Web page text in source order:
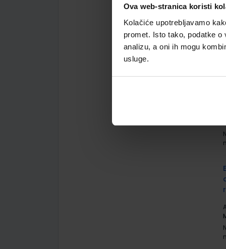
Ova web-stranica koristi
Kolačiće upotrebljavamo
promet. Isto tako, podatke
analizu, a oni ih mogu
usluge.